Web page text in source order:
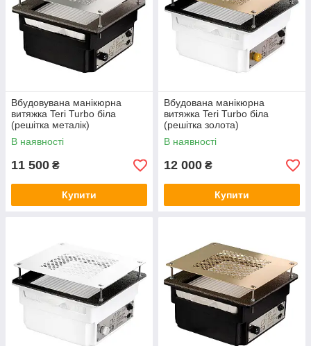
Вбудовувана манікюрна
витяжка Teri Turbo біла
(решітка металік)
В наявності
11 500 ₴
Купити
Вбудована манікюрна
витяжка Teri Turbo біла
(решітка золота)
В наявності
12 000 ₴
Купити